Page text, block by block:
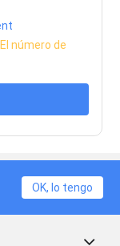
El número de
OK, lo tengo